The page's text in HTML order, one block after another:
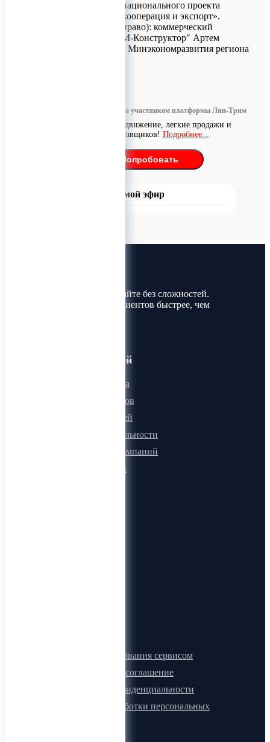
области в рамках национального проекта
«Международная кооперация и экспорт».
На фото (слева направо): коммерческий
директор завода "М-Конструктор" Артем
Багнюк и министр Минэкономразвития региона
Информация размещена участником платформы Лин-Трим
Бесплатное продвижение, легкие продажи и
поиск поставщиков! Подробнее...
Попробовать
Прямой эфир
Покупайте и продавайте без сложностей.
Найдите товары и клиентов быстрее, чем
Для пользователей
Онлайн визитка
Для поставщиков
Для покупателей
Программа лояльности
Микроблоги компаний
Быстрый поиск
Правила пользования сервисом
Лицензионное соглашение
Политика конфиденциальности
Политика обработки персональных